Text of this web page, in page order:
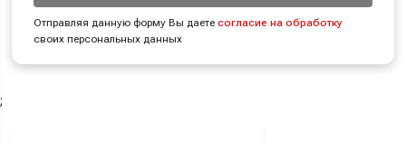
Отправляя данную форму Вы даетесогласие на обработку
своих персональных данных
;